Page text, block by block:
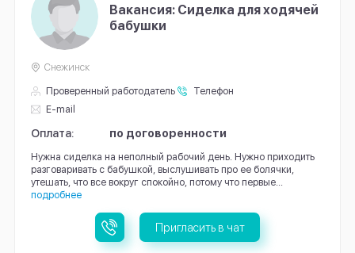
Вакансия: Сиделка для ходячей
бабушки
Проверенный работодатель
Телефон
E-mail
Снежинск
Оплата: по договоренности
Нужна сиделка на неполный рабочий день. Нужно приходить
разговаривать с бабушкой, выслушивать про ее болячки,
утешать, что все вокруг спокойно, потому что первые...
подробнее
Пригласить в чат